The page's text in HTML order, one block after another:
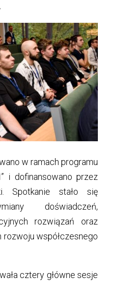
w ramach programu
i dofinansowano przez
Spotkanie stało się
doświadczeń,
rozwiązań oraz
rozwoju współczesnego
cztery główne sesje